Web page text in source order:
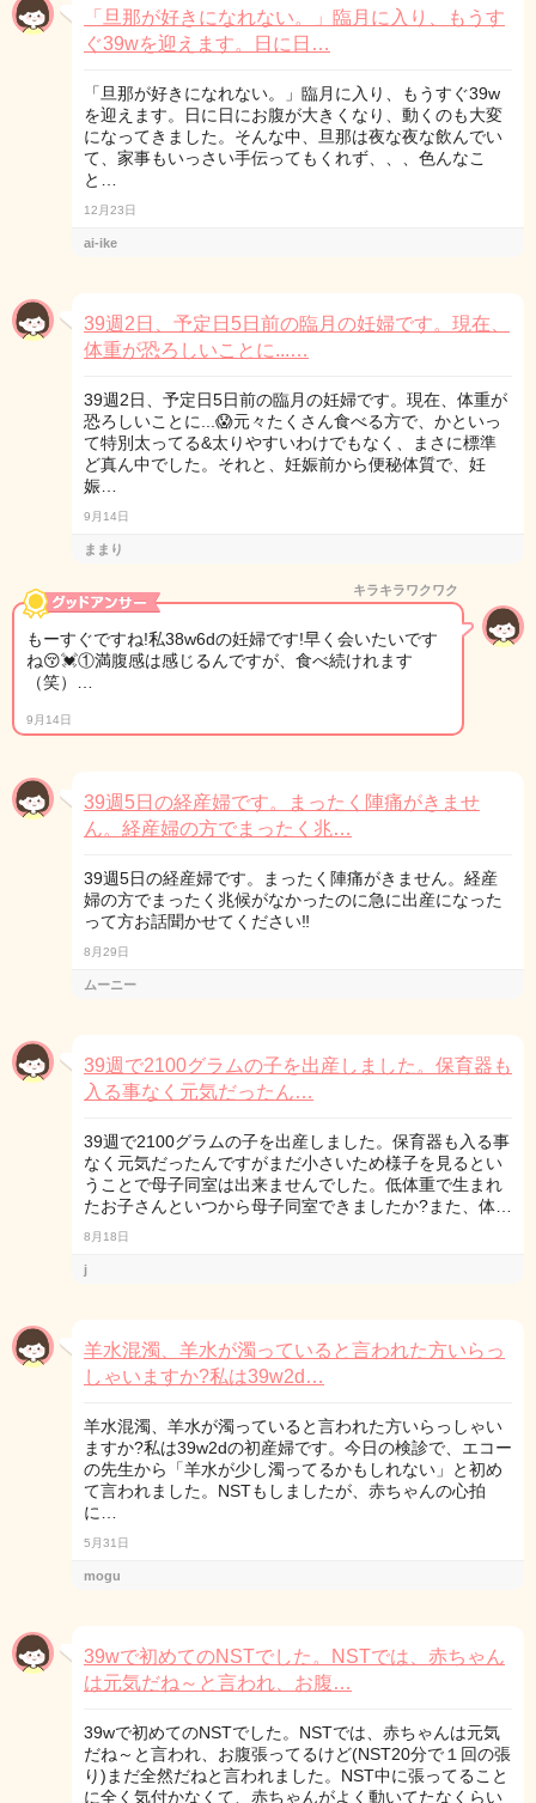
「旦那が好きになれない。」臨月に入り、もうす
ぐ39wを迎えます。日に日…
「旦那が好きになれない。」臨月に入り、もうすぐ39w
を迎えます。日に日にお腹が大きくなり、動くのも大変
になってきました。そんな中、旦那は夜な夜な飲んでい
て、家事もいっさい手伝ってもくれず、、、色んなこ
と…
12月23日
ai-ike
39週2日、予定日5日前の臨月の妊婦です。現在、
体重が恐ろしいことに...…
39週2日、予定日5日前の臨月の妊婦です。現在、体重が
恐ろしいことに...😱元々たくさん食べる方で、かといっ
て特別太ってる&太りやすいわけでもなく、まさに標準
ど真ん中でした。それと、妊娠前から便秘体質で、妊
娠…
9月14日
ままり
キラキラワクワク
もーすぐですね!私38w6dの妊婦です!早く会いたいです
ね😚💓①満腹感は感じるんですが、食べ続けれます
（笑）…
9月14日
39週5日の経産婦です。まったく陣痛がきませ
ん。経産婦の方でまったく兆…
39週5日の経産婦です。まったく陣痛がきません。経産
婦の方でまったく兆候がなかったのに急に出産になった
って方お話聞かせてください‼
8月29日
ムーニー
39週で2100グラムの子を出産しました。保育器も
入る事なく元気だったん…
39週で2100グラムの子を出産しました。保育器も入る事
なく元気だったんですがまだ小さいため様子を見るとい
うことで母子同室は出来ませんでした。低体重で生まれ
たお子さんといつから母子同室できましたか?また、体…
8月18日
j
羊水混濁、羊水が濁っていると言われた方いらっ
しゃいますか?私は39w2d…
羊水混濁、羊水が濁っていると言われた方いらっしゃい
ますか?私は39w2dの初産婦です。今日の検診で、エコー
の先生から「羊水が少し濁ってるかもしれない」と初め
て言われました。NSTもしましたが、赤ちゃんの心拍
に…
5月31日
mogu
39wで初めてのNSTでした。NSTでは、赤ちゃん
は元気だね～と言われ、お腹…
39wで初めてのNSTでした。NSTでは、赤ちゃんは元気
だね～と言われ、お腹張ってるけど(NST20分で１回の張
り)まだ全然だねと言われました。NST中に張ってること
に全く気付かなくて、赤ちゃんがよく動いてたなくらい